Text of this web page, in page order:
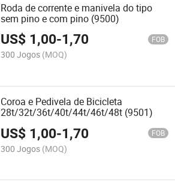
Roda de corrente e manivela do tipo
sem pino e com pino (9500)
US$ 1,00-1,70 FOB
300 Jogos (MOQ)
Coroa e Pedivela de Bicicleta
28t/32t/36t/40t/44t/46t/48t (9501)
US$ 1,00-1,70 FOB
300 Jogos (MOQ)